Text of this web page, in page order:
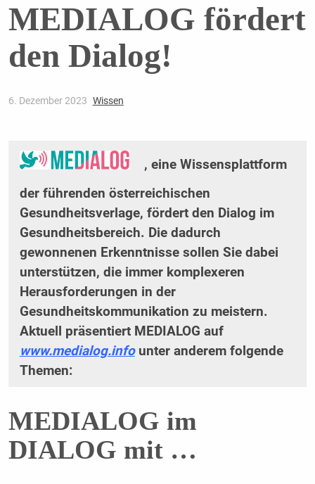
MEDIALOG fördert
den Dialog!
6. Dezember 2023 Wissen
, eine Wissensplattform
der führenden österreichischen
Gesundheitsverlage, fördert den Dialog im
Gesundheitsbereich. Die dadurch
gewonnenen Erkenntnisse sollen Sie dabei
unterstützen, die immer komplexeren
Herausforderungen in der
Gesundheitskommunikation zu meistern.
Aktuell präsentiert MEDIALOG auf
www.medialog.infounter anderem folgende
Themen:
MEDIALOG im
DIALOG mit …